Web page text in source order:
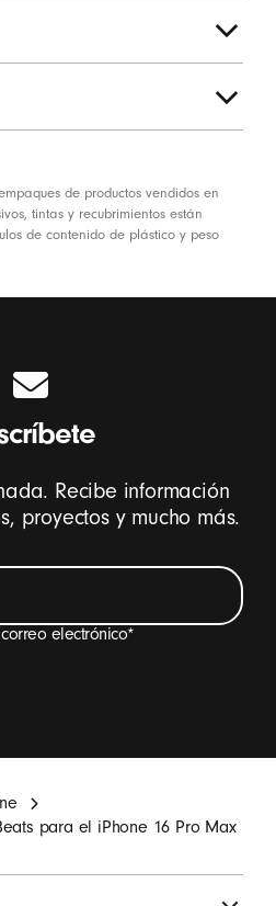
de página
de productos vendidos en
tintas y recubrimientos están
de contenido de plástico y peso
Recibe información
proyectos y mucho más.
correo electrónico*
en encuestas.*
para el iPhone 16 Pro Max